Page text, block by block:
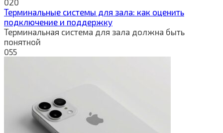
020
Терминальные системы для зала: как оценить
подключение и поддержку
Терминальная система для зала должна быть
понятной
055